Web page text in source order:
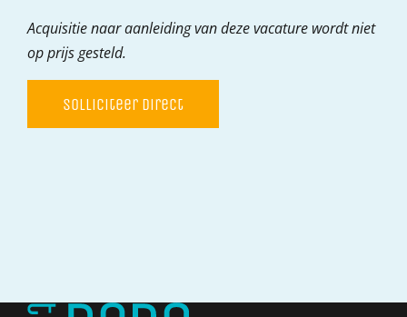
Acquisitie naar aanleiding van deze vacature wordt niet
op prijs gesteld.
Solliciteer direct